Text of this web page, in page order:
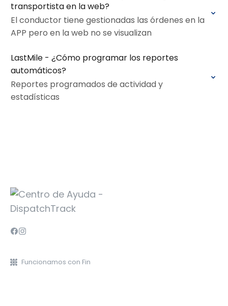
transportista en la web?
El conductor tiene gestionadas las órdenes en la
APP pero en la web no se visualizan
LastMile - ¿Cómo programar los reportes
automáticos?
Reportes programados de actividad y
estadísticas
Funcionamos con Fin